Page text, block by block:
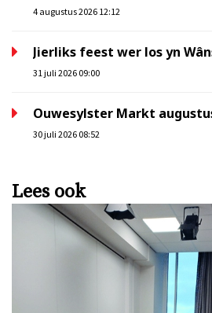
4 augustus 2026 12:12
Jierliks feest wer los yn
31 juli 2026 09:00
Ouwesylster Markt
30 juli 2026 08:52
Lees ook